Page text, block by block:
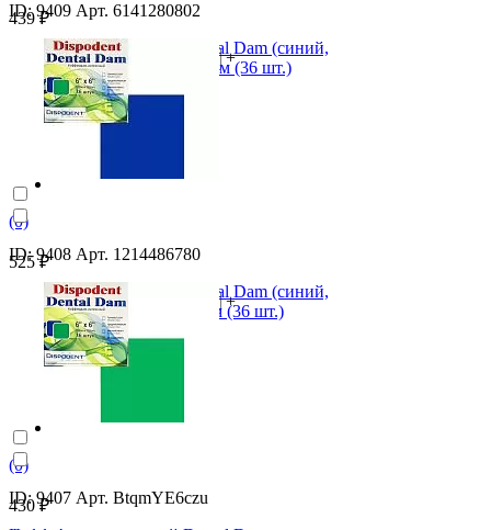
439 ₽
+
В корзину
ID: 9409 Арт. 6141280802
Коффердам латексный Dental Dam (синий,
средний 0,18 мм) 152х152 мм (36 шт.)
(0)
525 ₽
+
В корзину
ID: 9408 Арт. 1214486780
Коффердам латексный Dental Dam (синий,
тонкий 0,14 мм) 152х152 мм (36 шт.)
(0)
430 ₽
ID: 9407 Арт. BtqmYE6czu